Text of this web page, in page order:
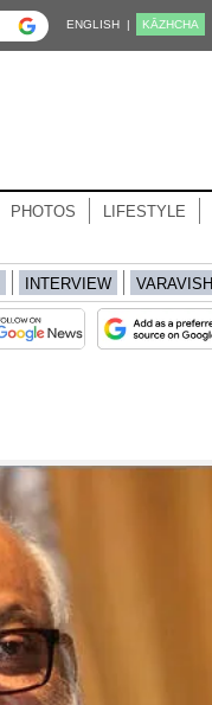
ENGLISH | KĀZHCHA
PHOTOS LIFESTYLE
INTERVIEW